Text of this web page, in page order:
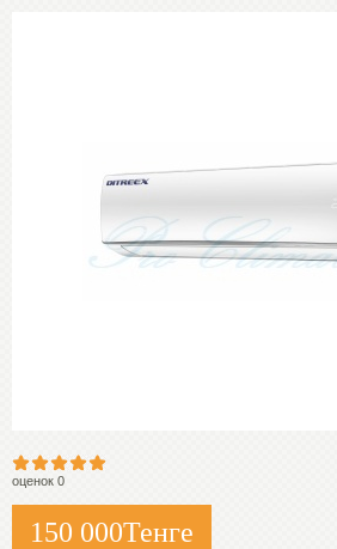
оценок 0
150 000Тенге